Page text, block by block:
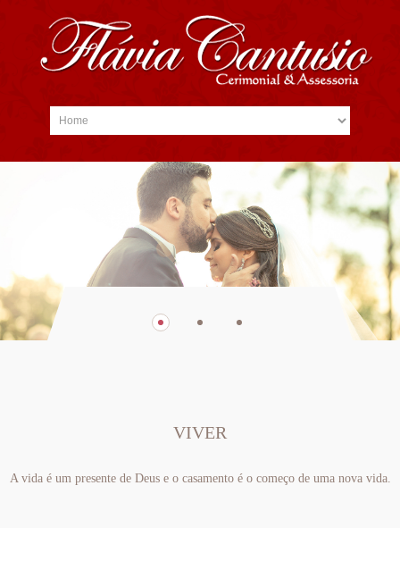
VIVER
A vida é um presente de Deus e o casamento é o começo de uma nova vida.